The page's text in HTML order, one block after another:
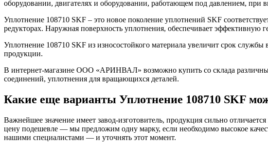
оборудовании, двигателях и оборудовании, работающем под давлением, при
Уплотнение 108710 SKF – это новое поколение уплотнений SKF
редукторах. Наружная поверхность уплотнения, обеспечивает эффективную
Уплотнение 108710 SKF из износостойкого материала увеличит срок
продукции.
В интернет-магазине ООО «АРИНВАЛ» возможно купить со склада
соединений, уплотнения для вращающихся деталей.
Какие еще варианты Уплотнение 108710 SKF
Важнейшее значение имеет завод-изготовитель, продукция сильно
цену подешевле — мы предложим одну марку, если необходимо высокое
нашими специалистами — и уточнять этот момент.